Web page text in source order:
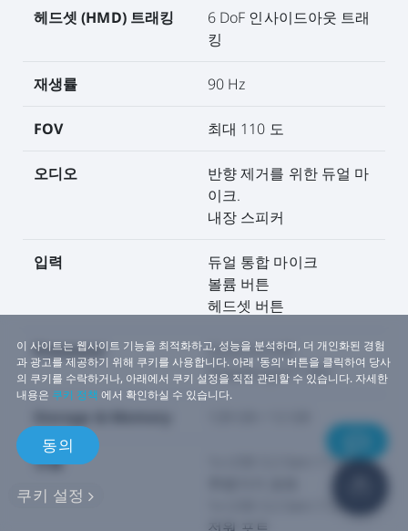
헤드셋 (HMD) 트래킹
6 DoF 인사이드아웃 트래
킹
재생률 90 Hz
FOV 최대 110 도
오디오
반향 제거를 위한 듀얼 마
이크.
내장 스피커
입력
듀얼 통합 마이크
볼륨 버튼
헤드셋 버튼
Processor
Qualcomm®
Snapdragon™ XR2
연결
1x USB 3.2 Gen-1 C타입
1x USB 3.2 Gen-1 C타입
이 사이트는 웹사이트 기능을 최적화하고, 성능을 분석하며, 더 개인화된 경험
과 광고를 제공하기 위해 쿠키를 사용합니다. 아래 '동의' 버튼을 클릭하여 당사
의 쿠키를 수락하거나, 아래에서 쿠키 설정을 직접 관리할 수 있습니다. 자세한
내용은 쿠키 정책 에서 확인하실 수 있습니다.
동의
쿠키 설정